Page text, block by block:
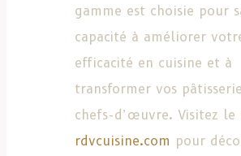
gamme est choisie pour
capacité à améliorer
efficacité en cuisine et à
transformer vos
chefs-d’œuvre. Visitez le
rdvcuisine.com pour